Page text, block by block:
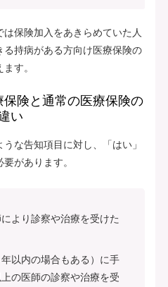
保険加入をあきらめていた人
持病がある方向け医療保険の
す。
険と通常の医療保険の
い
な告知項目に対し、「はい」
があります。
より診察や治療を受けた
以内の場合もある）に手
の医師の診察や治療を受